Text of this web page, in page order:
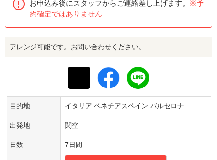
お申込み後にスタッフからご連絡差し上げます。
※予
約確定ではありません
アレンジ可能です。お問い合わせください。
目的地 イタリア ベネチアスペイン バルセロナ
出発地 関空
日数 7日間